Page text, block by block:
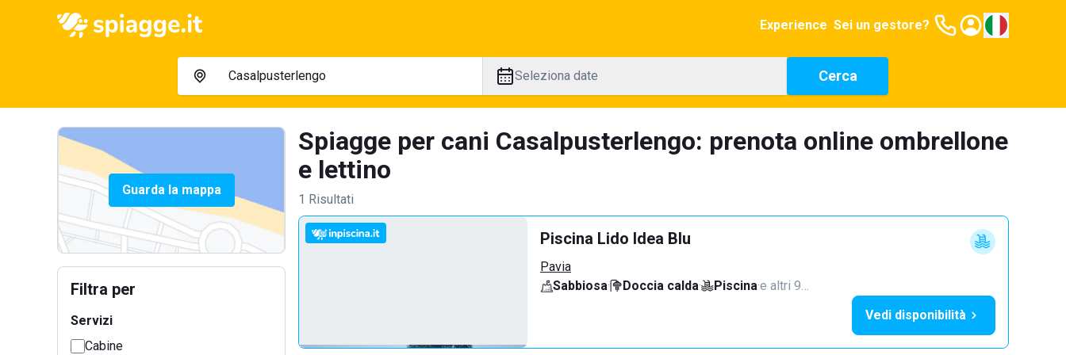
Experience Sei un gestore?
Seleziona date Cerca
Guarda la mappa
Filtra per
Servizi
Cabine
Spiagge per cani Casalpusterlengo: prenota online ombrellone
e lettino
1 Risultati
Piscina Lido Idea Blu
Pavia
Sabbiosa· Doccia calda· Piscina·e altri 9…
Vedi disponibilità